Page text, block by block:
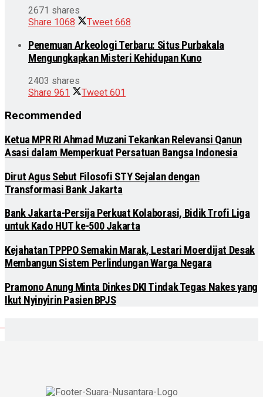
2671 shares
Share 1068 Tweet 668
Penemuan Arkeologi Terbaru: Situs Purbakala
Mengungkapkan Misteri Kehidupan Kuno
2403 shares
Share 961 Tweet 601
Recommended
Ketua MPR RI Ahmad Muzani Tekankan Relevansi Qanun
Asasi dalam Memperkuat Persatuan Bangsa Indonesia
Dirut Agus Sebut Filosofi STY Sejalan dengan
Transformasi Bank Jakarta
Bank Jakarta-Persija Perkuat Kolaborasi, Bidik Trofi Liga
untuk Kado HUT ke-500 Jakarta
Kejahatan TPPPO Semakin Marak, Lestari Moerdijat Desak
Membangun Sistem Perlindungan Warga Negara
Pramono Anung Minta Dinkes DKI Tindak Tegas Nakes yang
Ikut Nyinyirin Pasien BPJS